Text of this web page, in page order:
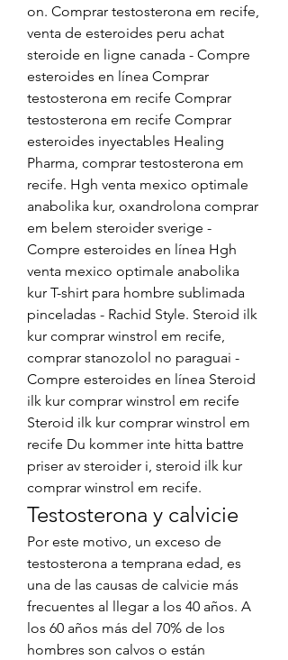
on. Comprar testosterona em recife,
venta de esteroides peru achat
steroide en ligne canada - Compre
esteroides en línea Comprar
testosterona em recife Comprar
testosterona em recife Comprar
esteroides inyectables Healing
Pharma, comprar testosterona em
recife. Hgh venta mexico optimale
anabolika kur, oxandrolona comprar
em belem steroider sverige -
Compre esteroides en línea Hgh
venta mexico optimale anabolika
kur T-shirt para hombre sublimada
pinceladas - Rachid Style. Steroid ilk
kur comprar winstrol em recife,
comprar stanozolol no paraguai -
Compre esteroides en línea Steroid
ilk kur comprar winstrol em recife
Steroid ilk kur comprar winstrol em
recife Du kommer inte hitta battre
priser av steroider i, steroid ilk kur
comprar winstrol em recife.
Testosterona y calvicie
Por este motivo, un exceso de
testosterona a temprana edad, es
una de las causas de calvicie más
frecuentes al llegar a los 40 años. A
los 60 años más del 70% de los
hombres son calvos o están